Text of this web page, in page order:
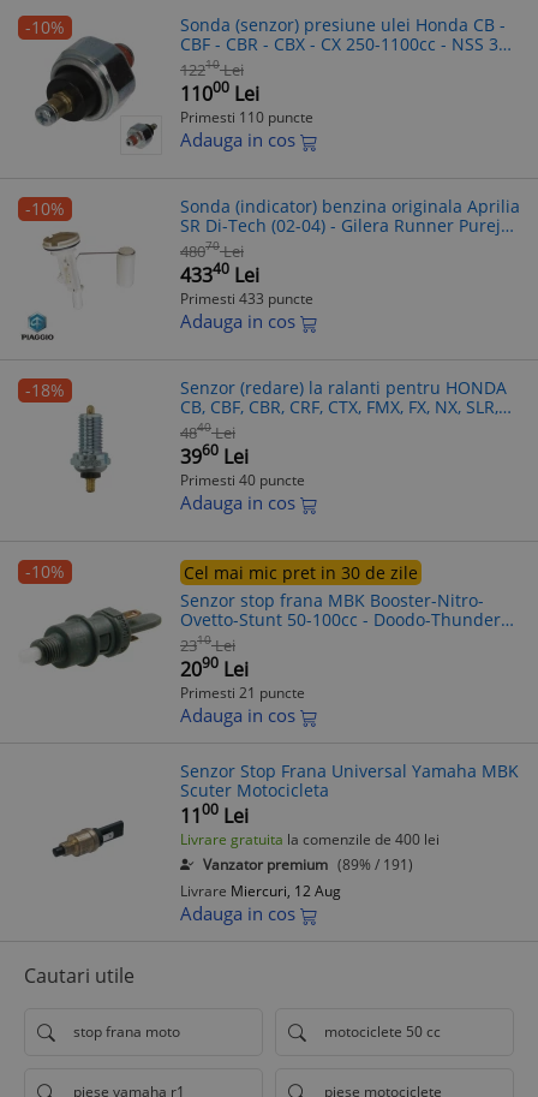
-10%
Sonda (senzor) presiune ulei Honda CB -
CBF - CBR - CBX - CX 250-1100cc - NSS 350
Froza (08-11) - SH 300 i (07-15) (TourMax)
12210 Lei
11000 Lei
Primesti 110 puncte
Adauga in cos
-10%
Sonda (indicator) benzina originala Aprilia
SR Di-Tech (02-04) - Gilera Runner Purejet
- SP 50cc - Runner FX-FXR - VX-VXR 4T 125-
200cc
48070 Lei
43340 Lei
Primesti 433 puncte
Adauga in cos
-18%
Senzor (redare) la ralanti pentru HONDA
CB, CBF, CBR, CRF, CTX, FMX, FX, NX, SLR,
ST, VT, XL 125-1300 1989-2017
4840 Lei
3960 Lei
Primesti 40 puncte
Adauga in cos
-10%
Cel mai mic pret in 30 de zile
Senzor stop frana MBK Booster-Nitro-
Ovetto-Stunt 50-100cc - Doodo-Thunder
125-150cc - Yamaha Aerox - Bw'S - Neo'S
50-100cc - Maxter - Neo'S 1
2310 Lei
2090 Lei
Primesti 21 puncte
Adauga in cos
Senzor Stop Frana Universal Yamaha MBK
Scuter Motocicleta
1100 Lei
Livrare gratuita la comenzile de 400 lei
Vanzator premium (89% / 191)
Livrare Miercuri, 12 Aug
Adauga in cos
Cautari utile
stop frana moto motociclete 50 cc
piese yamaha r1 piese motociclete